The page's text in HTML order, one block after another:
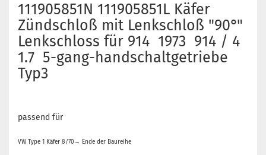
111905851N 111905851L Käfer
Zündschloß mit Lenkschloß "90°"
Lenkschloss für 914 1973 914 / 4
1.7 5-gang-handschaltgetriebe
Typ3
passend für
VW Type 1 Käfer 8/70→ Ende der Baureihe